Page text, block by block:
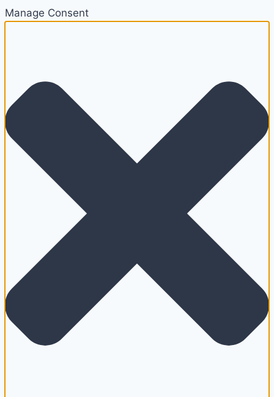
Manage Consent